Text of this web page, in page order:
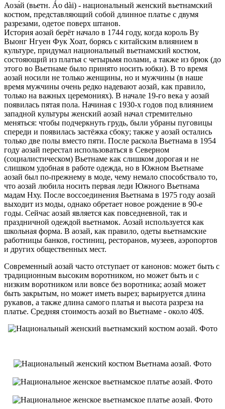
Аоза́й (вьетн. Áo dài) - национальный женский вьетнамский
костюм, представляющий собой длинное платье с двумя
разрезами, одетое поверх штанов.
История аозай берёт начало в 1744 году, когда король Ву
Выонг Нгуен Фук Хоат, борясь с китайским влиянием в
культуре, придумал национальный вьетнамский костюм,
состояющий из платья с четырьмя полами, а также из брюк (до
этого во Вьетнаме было принято носить юбки). В то время
аозай носили не только женщины, но и мужчины (в наше
время мужчины очень редко надевают аозай, как правило,
только на важных церемониях). В начале 19-го века у аозай
появилась пятая пола. Начиная с 1930-х годов под влиянием
западной культуры женский аозай начал стремительно
меняться: чтобы подчеркнуть грудь, были убраны пуговицы
спереди и появилась застёжка сбоку; также у аозай остались
только две полы вместо пяти. После раскола Вьетнама в 1954
году аозай перестал использоваться в Северном
(социалистическом) Вьетнаме как слишком дорогая и не
слишком удобная в работе одежда, но в Южном Вьетнаме
аозай был по-прежнему в моде, чему немало способствало то,
что аозай любила носить первая леди Южного Вьетнама
мадам Нху. После воссоединения Вьетнама в 1975 году аозай
выходит из моды, однако обретает новое рождение в 90-е
годы. Сейчас аозай является как повседневной, так и
праздничной одеждой вьетнамок. Аозай используется как
школьная форма. В аозай, как правило, одеты вьетнамские
работницы банков, гостиниц, ресторанов, музеев, аэропортов
и других общественных мест.
Современный аозай часто отступает от канонов: может быть с
традиционным высоким воротником, но может быть и с
низким воротником или вовсе без воротника; аозай может
быть закрытым, но может иметь вырез; варьируется длина
рукавов, а также длина самого платья и высота разреза на
платье. Средняя стоимость аозай во Вьетнаме - около 40$.